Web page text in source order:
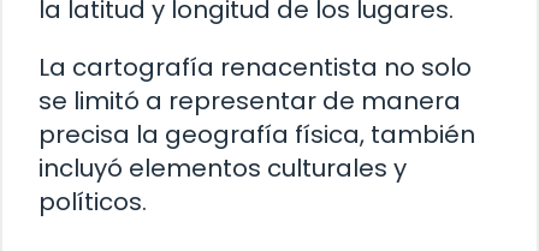
la latitud y longitud de los lugares.
La cartografía renacentista no solo
se limitó a representar de manera
precisa la geografía física, también
incluyó elementos culturales y
políticos.